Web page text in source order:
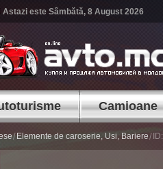
Astazi este Sâmbătă, 8 August 2026
Camioane
/ Elemente de caroserie, Usi, Bariere/ ID: